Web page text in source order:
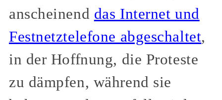
anscheinend das Internet und
Festnetztelefone abgeschaltet,
in der Hoffnung, die Proteste
zu dämpfen, während sie